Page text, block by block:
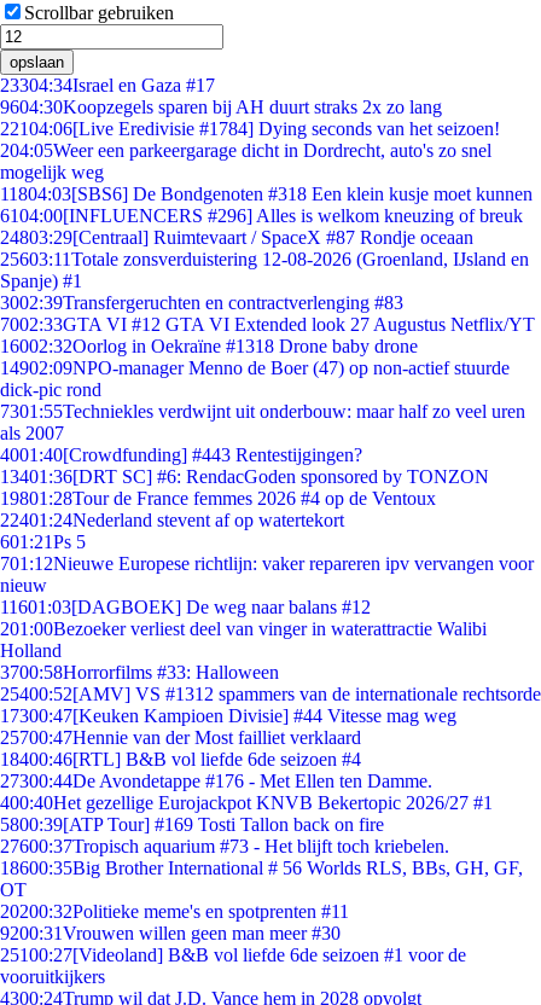
Scrollbar gebruiken
opslaan
23304:34Israel en Gaza #17
9604:30Koopzegels sparen bij AH duurt straks 2x zo lang
22104:06[Live Eredivisie #1784] Dying seconds van het seizoen!
204:05Weer een parkeergarage dicht in Dordrecht, auto's zo snel
mogelijk weg
11804:03[SBS6] De Bondgenoten #318 Een klein kusje moet kunnen
6104:00[INFLUENCERS #296] Alles is welkom kneuzing of breuk
24803:29[Centraal] Ruimtevaart / SpaceX #87 Rondje oceaan
25603:11Totale zonsverduistering 12-08-2026 (Groenland, IJsland en
Spanje) #1
3002:39Transfergeruchten en contractverlenging #83
7002:33GTA VI #12 GTA VI Extended look 27 Augustus Netflix/YT
16002:32Oorlog in Oekraïne #1318 Drone baby drone
14902:09NPO-manager Menno de Boer (47) op non-actief stuurde
dick-pic rond
7301:55Techniekles verdwijnt uit onderbouw: maar half zo veel uren
als 2007
4001:40[Crowdfunding] #443 Rentestijgingen?
13401:36[DRT SC] #6: RendacGoden sponsored by TONZON
19801:28Tour de France femmes 2026 #4 op de Ventoux
22401:24Nederland stevent af op watertekort
601:21Ps 5
701:12Nieuwe Europese richtlijn: vaker repareren ipv vervangen voor
nieuw
11601:03[DAGBOEK] De weg naar balans #12
201:00Bezoeker verliest deel van vinger in waterattractie Walibi
Holland
3700:58Horrorfilms #33: Halloween
25400:52[AMV] VS #1312 spammers van de internationale rechtsorde
17300:47[Keuken Kampioen Divisie] #44 Vitesse mag weg
25700:47Hennie van der Most failliet verklaard
18400:46[RTL] B&B vol liefde 6de seizoen #4
27300:44De Avondetappe #176 - Met Ellen ten Damme.
400:40Het gezellige Eurojackpot KNVB Bekertopic 2026/27 #1
5800:39[ATP Tour] #169 Tosti Tallon back on fire
27600:37Tropisch aquarium #73 - Het blijft toch kriebelen.
18600:35Big Brother International # 56 Worlds RLS, BBs, GH, GF,
OT
20200:32Politieke meme's en spotprenten #11
9200:31Vrouwen willen geen man meer #30
25100:27[Videoland] B&B vol liefde 6de seizoen #1 voor de
vooruitkijkers
4300:24Trump wil dat J.D. Vance hem in 2028 opvolgt